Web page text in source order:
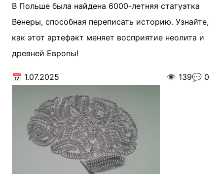
В Польше была найдена 6000-летняя статуэтка
Венеры, способная переписать историю. Узнайте,
как этот артефакт меняет восприятие неолита и
древней Европы!
📅 1.07.2025 👁️ 139💬 0